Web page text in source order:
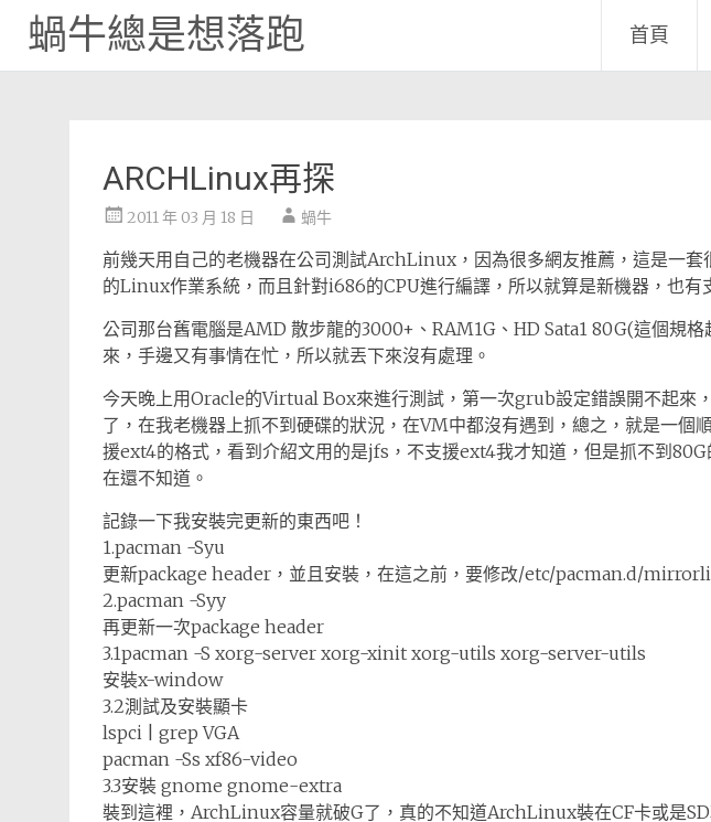
蝸牛總是想落跑 首頁
ARCHLinux再探
2011 年 03 月 18 日 蝸牛
前幾天用自己的老機器在公司測試ArchLinux，因為很多網友推薦，這是一套
的Linux作業系統，而且針對i686的CPU進行編譯，所以就算是新機器，也有
公司那台舊電腦是AMD 散步龍的3000+、RAM1G、HD Sata1 80G(這個規
來，手邊又有事情在忙，所以就丟下來沒有處理。
今天晚上用Oracle的Virtual Box來進行測試，第一次grub設定錯誤開不起來
了，在我老機器上抓不到硬碟的狀況，在VM中都沒有遇到，總之，就是一
援ext4的格式，看到介紹文用的是jfs，不支援ext4我才知道，但是抓不到
在還不知道。
記錄一下我安裝完更新的東西吧！
1.pacman -Syu
更新package header，並且安裝，在這之前，要修改/etc/pacman.d/
2.pacman -Syy
再更新一次package header
3.1pacman -S xorg-server xorg-xinit xorg-utils xorg-server-utils
安裝x-window
3.2測試及安裝顯卡
lspci | grep VGA
pacman -Ss xf86-video
3.3安裝 gnome gnome-extra
裝到這裡，ArchLinux容量就破G了，真的不知道ArchLinux裝在CF卡或是